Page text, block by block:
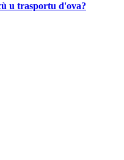
u trasportu d'ova?